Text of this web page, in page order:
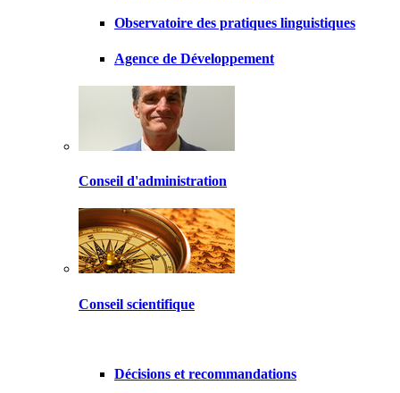
Observatoire des pratiques linguistiques
Agence de Développement
Conseil d'administration
Conseil scientifique
Décisions et recommandations